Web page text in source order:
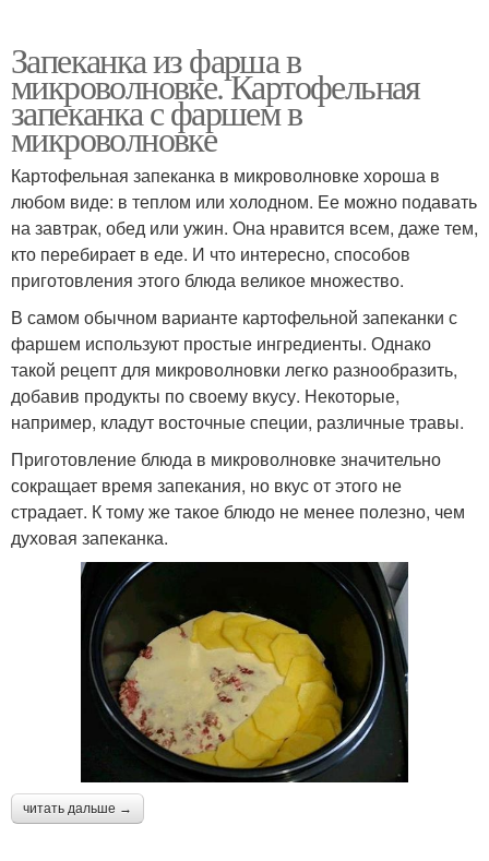
Запеканка из фарша в
микроволновке. Картофельная
запеканка с фаршем в
микроволновке
Картофельная запеканка в микроволновке хороша в
любом виде: в теплом или холодном. Ее можно подавать
на завтрак, обед или ужин. Она нравится всем, даже тем,
кто перебирает в еде. И что интересно, способов
приготовления этого блюда великое множество.
В самом обычном варианте картофельной запеканки с
фаршем используют простые ингредиенты. Однако
такой рецепт для микроволновки легко разнообразить,
добавив продукты по своему вкусу. Некоторые,
например, кладут восточные специи, различные травы.
Приготовление блюда в микроволновке значительно
сокращает время запекания, но вкус от этого не
страдает. К тому же такое блюдо не менее полезно, чем
духовая запеканка.
читать дальше →